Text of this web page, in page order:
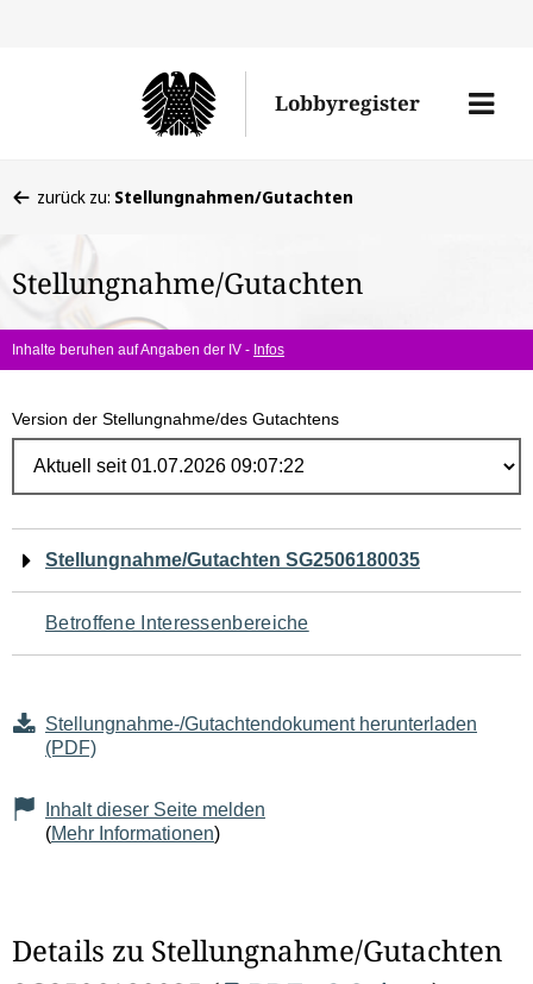
Lobbyregister
Menü
befinden
hier:
zurück zu: Stellungnahmen/Gutachten
Stellungnahme/Gutachten
Inhalte beruhen auf Angaben der IV - Infos
Version der Stellungnahme/des Gutachtens
Navigation
für
den
Seiteninhalt
Stellungnahme/Gutachten SG2506180035
Betroffene Interessenbereiche
Stellungnahme-/Gutachtendokument herunterladen
(PDF)
Inhalt dieser Seite melden
(Mehr Informationen)
Details zu Stellungnahme/Gutachten